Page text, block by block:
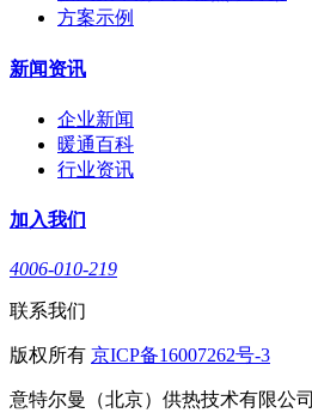
方案示例
新闻资讯
企业新闻
暖通百科
行业资讯
加入我们
4006-010-219
联系我们
版权所有 京ICP备16007262号-3
意特尔曼（北京）供热技术有限公司